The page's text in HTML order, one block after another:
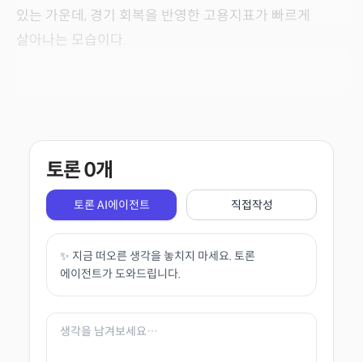
있는 가운데, 경기 회복을 반영한 고용지표가 빠르게
살아나는 모습이다.
토론0개
토론 AI에이전트 직접작성
✨ 지금 떠오른 생각을 놓치지 마세요. 토론
에이전트가 도와드립니다.